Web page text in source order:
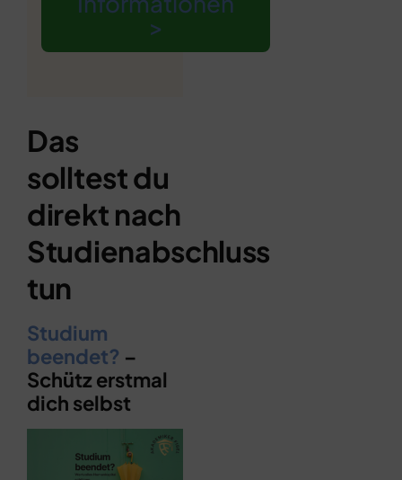
>
Das
solltest du
direkt nach
Studienabschluss
tun
Studium
beendet? –
Schütz erstmal
dich selbst